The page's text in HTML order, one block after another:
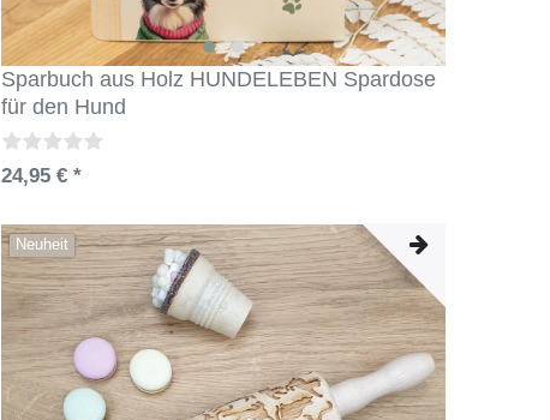
Sparbuch aus Holz HUNDELEBEN Spardose
für den Hund
24,95 € *
Neuheit